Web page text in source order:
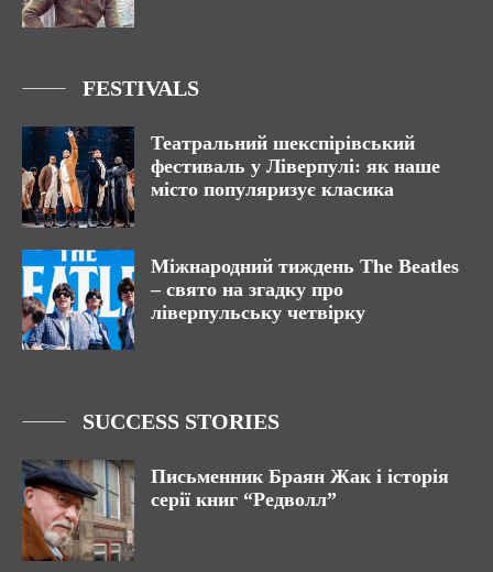
FESTIVALS
Театральний шекспірівський
фестиваль у Ліверпулі: як наше
місто популяризує класика
Міжнародний тиждень The Beatles
– свято на згадку про
ліверпульську четвірку
SUCCESS STORIES
Письменник Браян Жак і історія
серії книг “Редволл”